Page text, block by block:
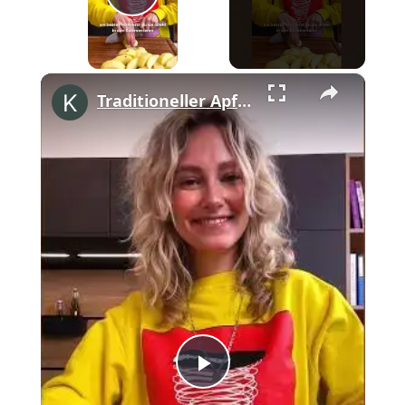
Play Video
×
Play
Traditioneller Apfelkuchen mit Streuseln #shorts